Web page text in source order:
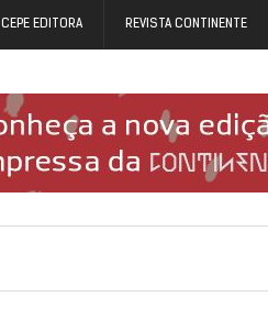
CEPE EDITORA REVISTA CONTINENTE